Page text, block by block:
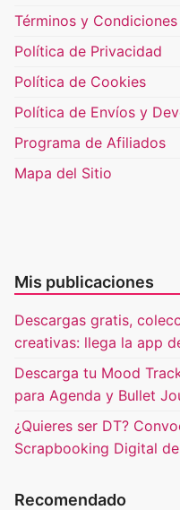
Términos y Condiciones
Política de Privacidad
Política de Cookies
Política de Envíos y
Programa de Afiliados
Mapa del Sitio
Mis publicaciones
Descargas gratis,
creativas: llega la app
Descarga tu Mood
para Agenda y Bullet
¿Quieres ser DT?
Scrapbooking Digital
Recomendado